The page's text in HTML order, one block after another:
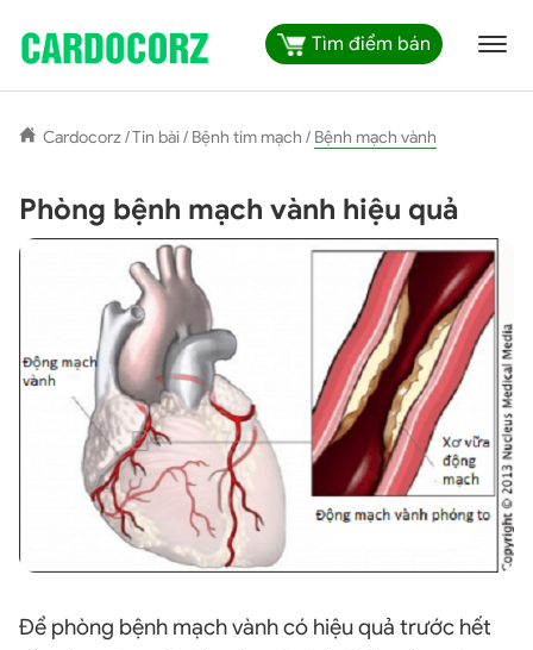
Tìm điểm bán
Cardocorz/Tin bài/ Bệnh tim mạch / Bệnh mạch vành
Phòng bệnh mạch vành hiệu quả
Để phòng bệnh mạch vành có hiệu quả trước hết